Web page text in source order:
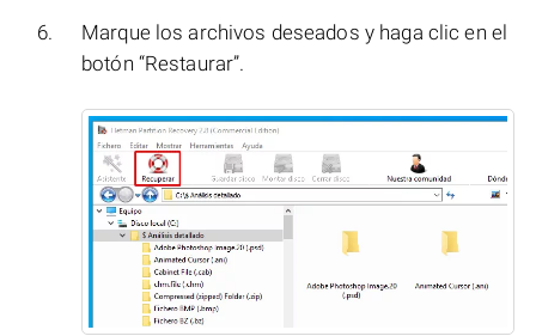
Marque los archivos deseados y haga clic en el
botón “Restaurar”.